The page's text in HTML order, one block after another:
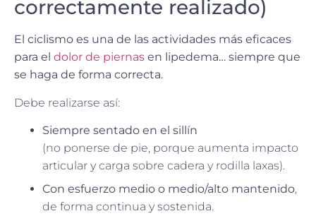
correctamente realizado)
El ciclismo es una de las actividades más eficaces
para el dolor de piernas en lipedema… siempre que
se haga de forma correcta.
Debe realizarse así:
Siempre sentado en el sillín
(no ponerse de pie, porque aumenta impacto
articular y carga sobre cadera y rodilla laxas).
Con esfuerzo medio o medio/alto mantenido,
de forma continua y sostenida.